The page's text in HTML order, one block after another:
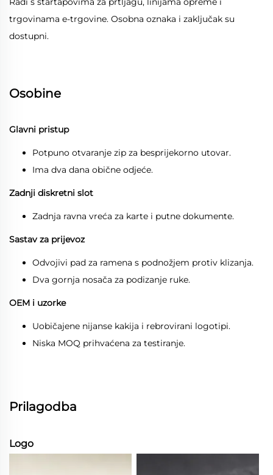
trgovinama e-trgovine. Osobna oznaka i zaključak su
dostupni.
Osobine
Glavni pristup
Potpuno otvaranje zip za besprijekorno utovar.
Ima dva dana obične odjeće.
Zadnji diskretni slot
Zadnja ravna vreća za karte i putne dokumente.
Sastav za prijevoz
Odvojivi pad za ramena s podnožjem protiv klizanja.
Dva gornja nosača za podizanje ruke.
OEM i uzorke
Uobičajene nijanse kakija i rebrovirani logotipi.
Niska MOQ prihvaćena za testiranje.
Prilagodba
Logo